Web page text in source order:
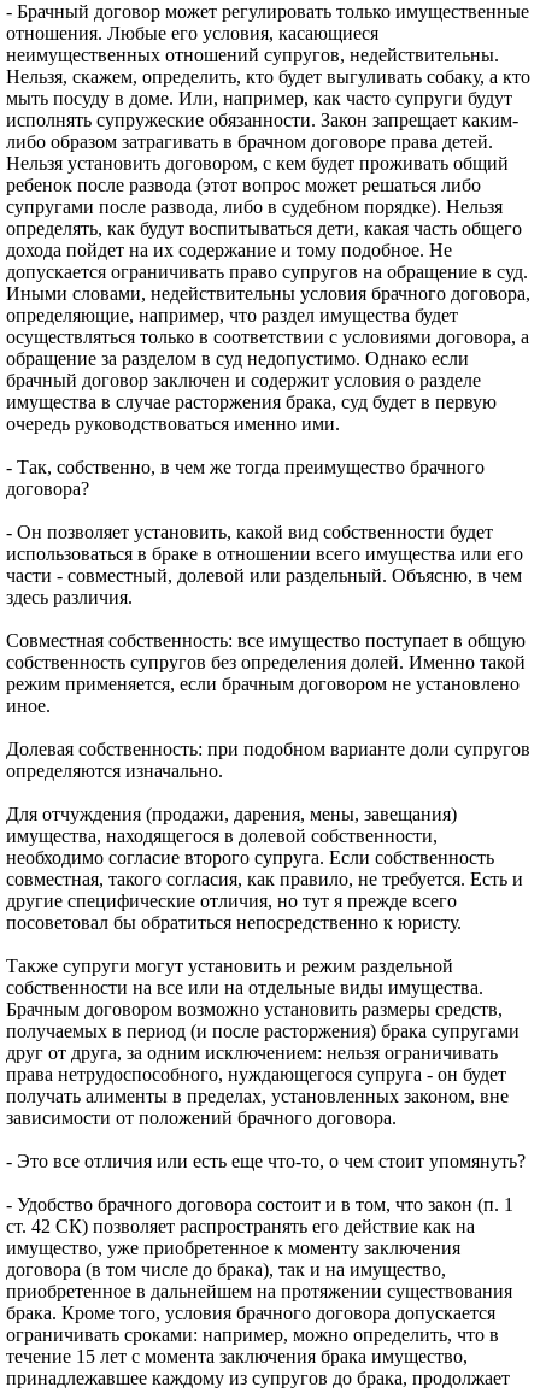
- Брачный договор может регулировать только имущественные
отношения. Любые его условия, касающиеся
неимущественных отношений супругов, недействительны.
Нельзя, скажем, определить, кто будет выгуливать собаку, а кто
мыть посуду в доме. Или, например, как часто супруги будут
исполнять супружеские обязанности. Закон запрещает каким-
либо образом затрагивать в брачном договоре права детей.
Нельзя установить договором, с кем будет проживать общий
ребенок после развода (этот вопрос может решаться либо
супругами после развода, либо в судебном порядке). Нельзя
определять, как будут воспитываться дети, какая часть общего
дохода пойдет на их содержание и тому подобное. Не
допускается ограничивать право супругов на обращение в суд.
Иными словами, недействительны условия брачного договора,
определяющие, например, что раздел имущества будет
осуществляться только в соответствии с условиями договора, а
обращение за разделом в суд недопустимо. Однако если
брачный договор заключен и содержит условия о разделе
имущества в случае расторжения брака, суд будет в первую
очередь руководствоваться именно ими.
- Так, собственно, в чем же тогда преимущество брачного
договора?
- Он позволяет установить, какой вид собственности будет
использоваться в браке в отношении всего имущества или его
части - совместный, долевой или раздельный. Объясню, в чем
здесь различия.
Совместная собственность: все имущество поступает в общую
собственность супругов без определения долей. Именно такой
режим применяется, если брачным договором не установлено
иное.
Долевая собственность: при подобном варианте доли супругов
определяются изначально.
Для отчуждения (продажи, дарения, мены, завещания)
имущества, находящегося в долевой собственности,
необходимо согласие второго супруга. Если собственность
совместная, такого согласия, как правило, не требуется. Есть и
другие специфические отличия, но тут я прежде всего
посоветовал бы обратиться непосредственно к юристу.
Также супруги могут установить и режим раздельной
собственности на все или на отдельные виды имущества.
Брачным договором возможно установить размеры средств,
получаемых в период (и после расторжения) брака супругами
друг от друга, за одним исключением: нельзя ограничивать
права нетрудоспособного, нуждающегося супруга - он будет
получать алименты в пределах, установленных законом, вне
зависимости от положений брачного договора.
- Это все отличия или есть еще что-то, о чем стоит упомянуть?
- Удобство брачного договора состоит и в том, что закон (п. 1
ст. 42 СК) позволяет распространять его действие как на
имущество, уже приобретенное к моменту заключения
договора (в том числе до брака), так и на имущество,
приобретенное в дальнейшем на протяжении существования
брака. Кроме того, условия брачного договора допускается
ограничивать сроками: например, можно определить, что в
течение 15 лет с момента заключения брака имущество,
принадлежавшее каждому из супругов до брака, продолжает